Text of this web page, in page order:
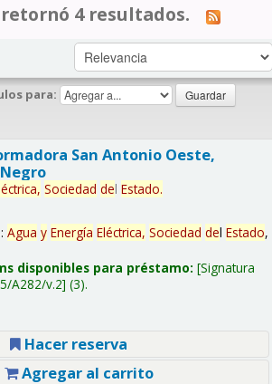
4 resultados.
para:
San Antonio Oeste,
Sociedad del Estado.
Agua y Energía Eléctrica, Sociedad del Estado,
disponibles para préstamo: Signatura
A282/v.2 (3).
Hacer reserva
Agregar al carrito